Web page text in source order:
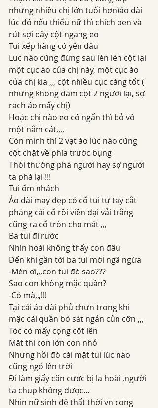
nhưng nhiều chị lớn tuổi hơn)áo dài
lúc đó nếu thiếu nữ thì chích ben và
rút sợi dây cột ngang eo
Tui xếp hàng có yên đâu
Luc nào cũng đứng sau lén lén cột lại
một cục áo của chị này, một cục áo
của chị kia ,,, cột nhiều cục càng tốt (
nhưng không dám cột 2 người lại, sợ
rach áo mấy chị)
Hoặc chị nào eo có ngấn thì bỏ vô
một nắm cát,,,,
Còn mình thì 2 vạt áo lúc nào cũng
cột chặt về phía trước bụng
Thói thường phá người hay sợ người
ta phá lại !!!
Tui ốm nhách
Áo dài may đẹp có cổ tui tự tay cắt
phăng cái cổ rồi viền đại vải trắng
cũng ra cổ tròn cho mát ,,,
Ba tui đi rước
Nhìn hoài không thấy con đâu
Đến khi gần tới ba tui mới ngã ngứa
-Mèn ơi,,,con tui đó sao???
Sao con không mặc quần?
-Có mà,,,!!!
Tại cái áo dài phủ chưn trong khi
mặc cái quần bó sát ngắn củn cỡn ,,,
Tóc có mấy cọng cột lên
Mắt thi con lớn con nhỏ
Nhưng hồi đó cái mặt tui lúc nào
cũng ngó lên trời
Đi làm giấy căn cước bị la hoài ,người
ta chup không được…
Nhin nữ sinh đệ thất thời vn cong